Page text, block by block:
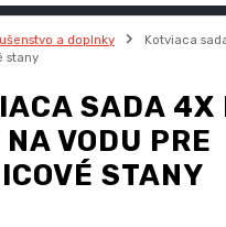
a doplnky
Kotviaca
stany
SADA 4X
VODU PRE
STANY